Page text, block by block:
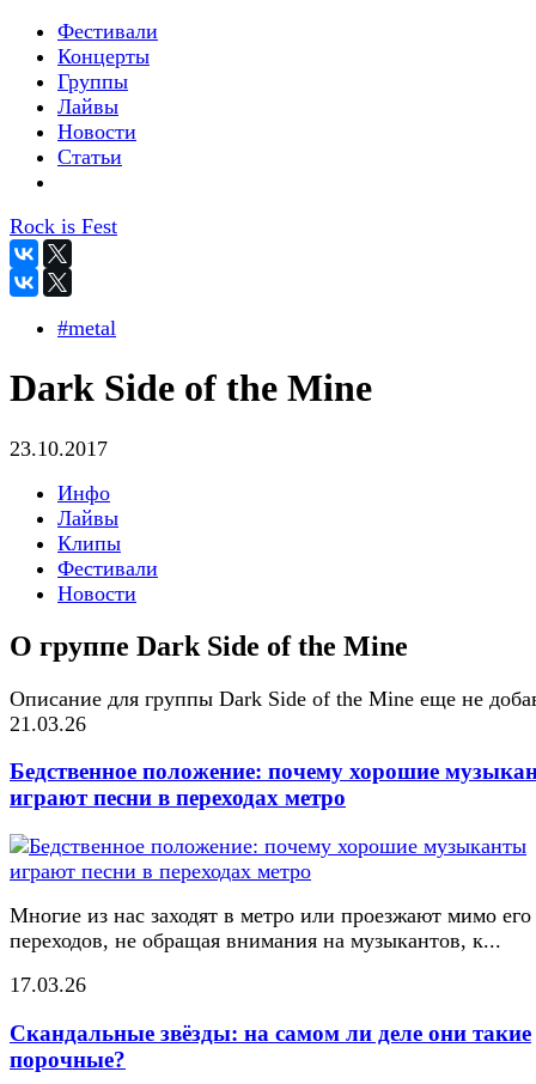
Фестивали
Концерты
Группы
Лайвы
Новости
Статьи
Rock is Fest
#metal
Dark Side of the Mine
23.10.2017
Инфо
Лайвы
Клипы
Фестивали
Новости
О группе Dark Side of the Mine
Описание для группы Dark Side of the Mine еще не
21.03.26
Бедственное положение: почему хорошие
играют песни в переходах метро
Многие из нас заходят в метро или проезжают мимо его
переходов, не обращая внимания на музыкантов, к...
17.03.26
Скандальные звёзды: на самом ли деле они такие
порочные?